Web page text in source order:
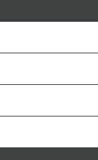
怎麼形成的
父 劉金標先生